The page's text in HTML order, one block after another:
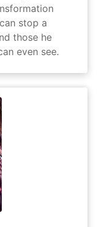
stop a
those he
even see.